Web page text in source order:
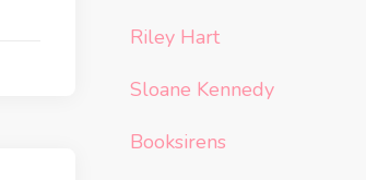
Riley Hart
Sloane Kennedy
Booksirens